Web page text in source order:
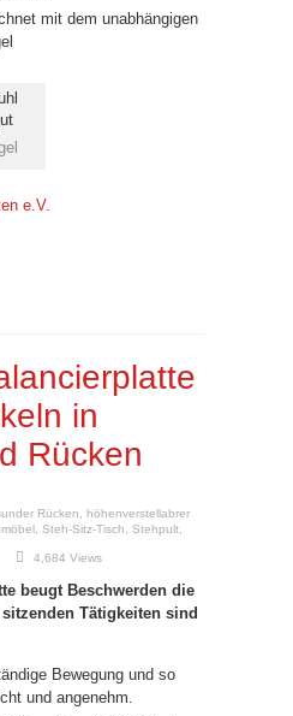
mit dem unabhängigen
e.V.
in
Rücken
Rücken
höhenverstellabrer
Steh-Sitz-Tisch Stehpult
4,684 Views
beugt Beschwerden die
Tätigkeiten sind
Bewegung und so
und angenehm.